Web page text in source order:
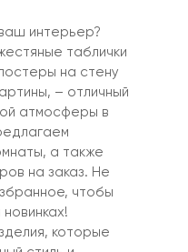
интерьер?
таблички
на стену
– отличный
атмосферы в
а также
на заказ. Не
чтобы
которые